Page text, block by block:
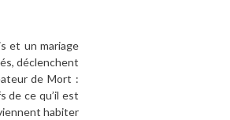
et un mariage
déclenchent
de Mort :
de ce qu’il est
habiter